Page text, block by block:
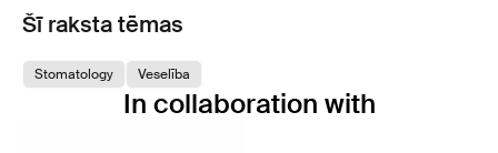
Šī raksta tēmas
Stomatology Veselība
In collaboration with